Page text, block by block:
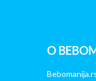
O